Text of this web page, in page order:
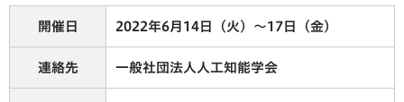
開催日 2022年6月14日（火）～17日（金）
連絡先 一般社団法人人工知能学会